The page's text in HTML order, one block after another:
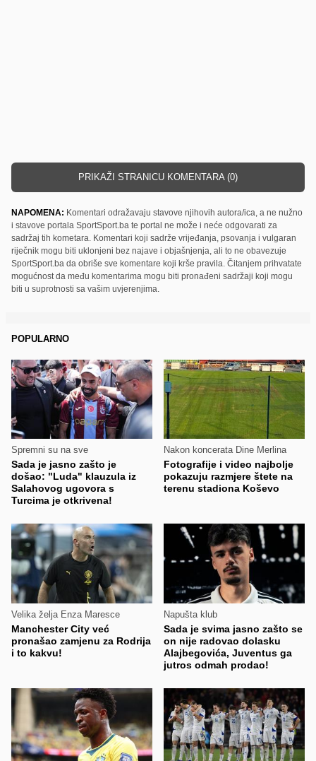
PRIKAŽI STRANICU KOMENTARA (0)
NAPOMENA: Komentari odražavaju stavove njihovih autora/ica, a ne nužno
i stavove portala SportSport.ba te portal ne može i neće odgovarati za
sadržaj tih kometara. Komentari koji sadrže vrijeđanja, psovanja i vulgaran
riječnik mogu biti uklonjeni bez najave i objašnjenja, ali to ne obavezuje
SportSport.ba da obriše sve komentare koji krše pravila. Čitanjem prihvatate
mogućnost da među komentarima mogu biti pronađeni sadržaji koji mogu
biti u suprotnosti sa vašim uvjerenjima.
POPULARNO
Spremni su na sve
Sada je jasno zašto je
došao: "Luda" klauzula iz
Salahovog ugovora s
Turcima je otkrivena!
Nakon koncerata Dine Merlina
Fotografije i video najbolje
pokazuju razmjere štete na
terenu stadiona Koševo
Velika želja Enza Maresce
Manchester City već
pronašao zamjenu za Rodrija
i to kakvu!
Napušta klub
Sada je svima jasno zašto se
on nije radovao dolasku
Alajbegovića, Juventus ga
jutros odmah prodao!